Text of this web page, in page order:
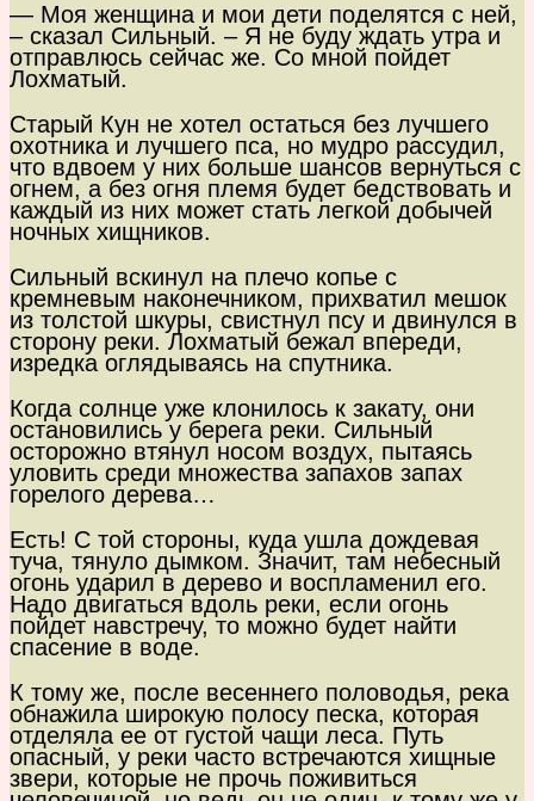
— Моя женщина и мои дети поделятся с ней,
– сказал Сильный. – Я не буду ждать утра и
отправлюсь сейчас же. Со мной пойдет
Лохматый.
Старый Кун не хотел остаться без лучшего
охотника и лучшего пса, но мудро рассудил,
что вдвоем у них больше шансов вернуться с
огнем, а без огня племя будет бедствовать и
каждый из них может стать легкой добычей
ночных хищников.
Сильный вскинул на плечо копье с
кремневым наконечником, прихватил мешок
из толстой шкуры, свистнул псу и двинулся в
сторону реки. Лохматый бежал впереди,
изредка оглядываясь на спутника.
Когда солнце уже клонилось к закату, они
остановились у берега реки. Сильный
осторожно втянул носом воздух, пытаясь
уловить среди множества запахов запах
горелого дерева…
Есть! С той стороны, куда ушла дождевая
туча, тянуло дымком. Значит, там небесный
огонь ударил в дерево и воспламенил его.
Надо двигаться вдоль реки, если огонь
пойдет навстречу, то можно будет найти
спасение в воде.
К тому же, после весеннего половодья, река
обнажила широкую полосу песка, которая
отделяла ее от густой чащи леса. Путь
опасный, у реки часто встречаются хищные
звери, которые не прочь поживиться